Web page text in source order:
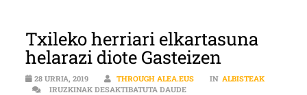
Txileko herriari elkartasuna
helarazi diote Gasteizen
28 URRIA, 2019 THROUGH ALEA.EUS IN ALBISTEAK
IRUZKINAK DESAKTIBATUTA DAUDETXILEKO HERRIARI